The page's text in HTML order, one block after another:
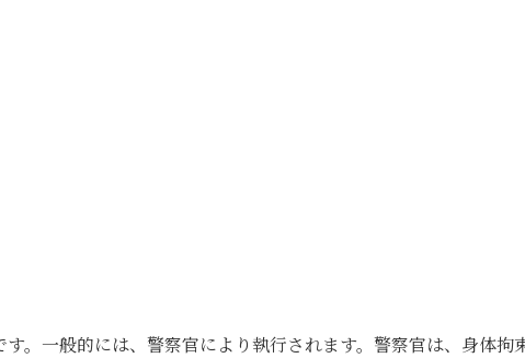
。一般的には、警察官により執行されます。警察官は、身体